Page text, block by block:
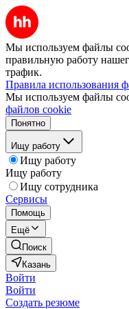
Мы используем файлы
правильную работу
трафик.
Правила использования
Мы используем файлы
файлов cookie
Понятно
Ищу работу
Ищу работу
Ищу работу
Ищу сотрудника
Сервисы
Помощь
Ещё
Поиск
Казань
Войти
Войти
Создать резюме